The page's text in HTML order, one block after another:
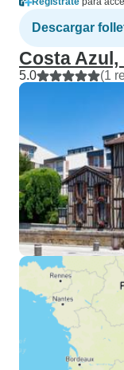
Descargar
Costa
5.0 (1